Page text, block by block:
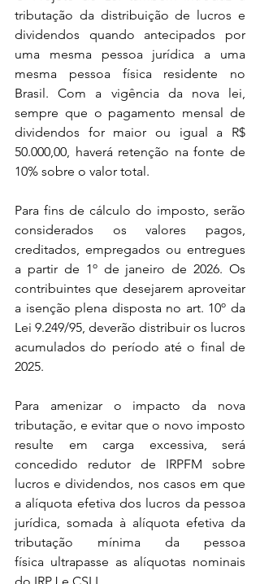
tributação da distribuição de lucros e
dividendos quando antecipados por
uma mesma pessoa jurídica a uma
mesma pessoa física residente no
Brasil. Com a vigência da nova lei,
sempre que o pagamento mensal de
dividendos for maior ou igual a R$
50.000,00, haverá retenção na fonte de
10% sobre o valor total.
Para fins de cálculo do imposto, serão
considerados os valores pagos,
creditados, empregados ou entregues
a partir de 1º de janeiro de 2026. Os
contribuintes que desejarem aproveitar
a isenção plena disposta no art. 10º da
Lei 9.249/95, deverão distribuir os lucros
acumulados do período até o final de
2025.
Para amenizar o impacto da nova
tributação, e evitar que o novo imposto
resulte em carga excessiva, será
concedido redutor de IRPFM sobre
lucros e dividendos, nos casos em que
a alíquota efetiva dos lucros da pessoa
jurídica, somada à alíquota efetiva da
tributação mínima da pessoa
física ultrapasse as alíquotas nominais